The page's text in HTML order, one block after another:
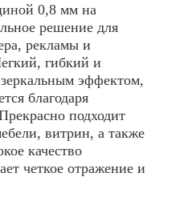
0,8 мм на
решение для
рекламы и
гибкий и
эффектом,
благодаря
подходит
витрин, а также
качество
четкое отражение и